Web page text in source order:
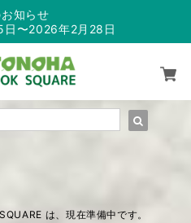
知らせ
日〜2026年2月28日
は、現在準備中です。